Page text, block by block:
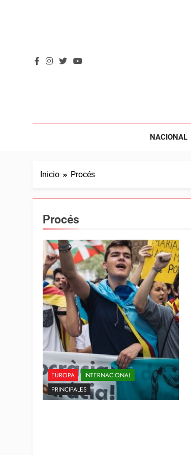
NACIONAL
Inicio Procés
Procés
EUROPA
INTERNACIONAL
PRINCIPALES